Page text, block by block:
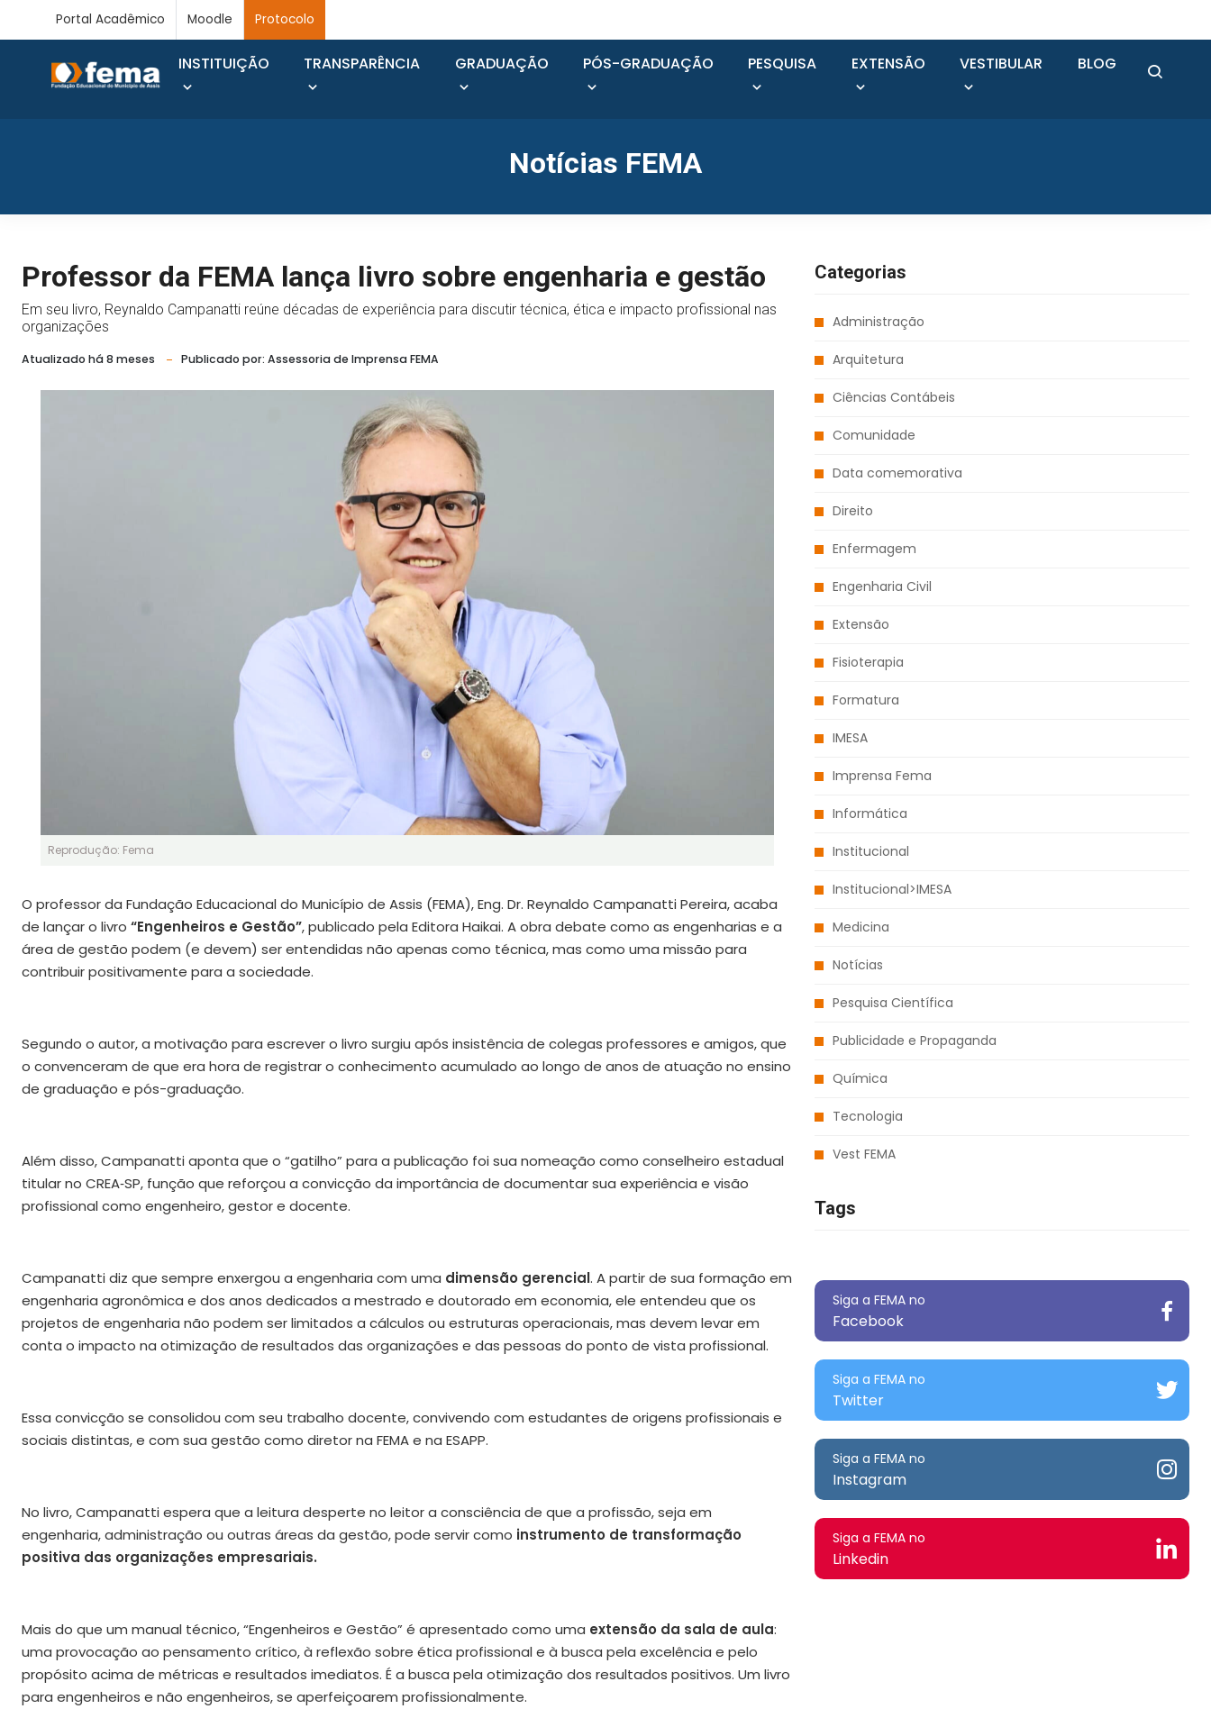
Portal Acadêmico Moodle Protocolo
INSTITUIÇÃO TRANSPARÊNCIA GRADUAÇÃO PÓS-GRADUAÇÃO PESQUISA EXTENSÃO VESTIBULAR BLOG
Notícias FEMA
Professor da FEMA lança livro sobre engenharia e gestão
Em seu livro, Reynaldo Campanatti reúne décadas de experiência para discutir técnica, ética e impacto profissional nas
organizações
Atualizado há 8 meses Publicado por: Assessoria de Imprensa FEMA
Reprodução: Fema
O professor da Fundação Educacional do Município de Assis (FEMA), Eng. Dr. Reynaldo Campanatti Pereira, acaba
de lançar o livro “Engenheiros e Gestão”, publicado pela Editora Haikai. A obra debate como as engenharias e a
área de gestão podem (e devem) ser entendidas não apenas como técnica, mas como uma missão para
contribuir positivamente para a sociedade.
Segundo o autor, a motivação para escrever o livro surgiu após insistência de colegas professores e amigos, que
o convenceram de que era hora de registrar o conhecimento acumulado ao longo de anos de atuação no ensino
de graduação e pós-graduação.
Além disso, Campanatti aponta que o “gatilho” para a publicação foi sua nomeação como conselheiro estadual
titular no CREA‑SP, função que reforçou a convicção da importância de documentar sua experiência e visão
profissional como engenheiro, gestor e docente.
Campanatti diz que sempre enxergou a engenharia com uma dimensão gerencial. A partir de sua formação em
engenharia agronômica e dos anos dedicados a mestrado e doutorado em economia, ele entendeu que os
projetos de engenharia não podem ser limitados a cálculos ou estruturas operacionais, mas devem levar em
conta o impacto na otimização de resultados das organizações e das pessoas do ponto de vista profissional.
Essa convicção se consolidou com seu trabalho docente, convivendo com estudantes de origens profissionais e
sociais distintas, e com sua gestão como diretor na FEMA e na ESAPP.
No livro, Campanatti espera que a leitura desperte no leitor a consciência de que a profissão, seja em
engenharia, administração ou outras áreas da gestão, pode servir como instrumento de transformação
positiva das organizações empresariais.
Mais do que um manual técnico, “Engenheiros e Gestão” é apresentado como uma extensão da sala de aula:
uma provocação ao pensamento crítico, à reflexão sobre ética profissional e à busca pela excelência e pelo
propósito acima de métricas e resultados imediatos. É a busca pela otimização dos resultados positivos. Um livro
para engenheiros e não engenheiros, se aperfeiçoarem profissionalmente.
Categorias
Administração
Arquitetura
Ciências Contábeis
Comunidade
Data comemorativa
Direito
Enfermagem
Engenharia Civil
Extensão
Fisioterapia
Formatura
IMESA
Imprensa Fema
Informática
Institucional
Institucional>IMESA
Medicina
Notícias
Pesquisa Científica
Publicidade e Propaganda
Química
Tecnologia
Vest FEMA
Tags
Siga a FEMA no
Facebook
Siga a FEMA no
Twitter
Siga a FEMA no
Instagram
Siga a FEMA no
Linkedin